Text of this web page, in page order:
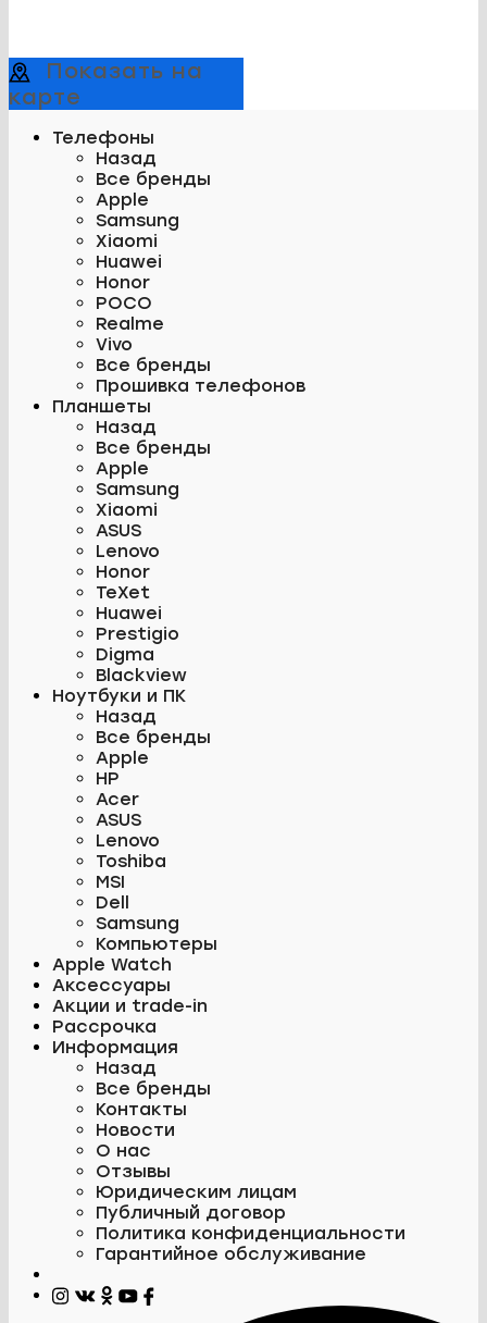
Показать на
карте
Телефоны
Назад
Все бренды
Apple
Samsung
Xiaomi
Huawei
Honor
POCO
Realme
Vivo
Все бренды
Прошивка телефонов
Планшеты
Назад
Все бренды
Apple
Samsung
Xiaomi
ASUS
Lenovo
Honor
TeXet
Huawei
Prestigio
Digma
Blackview
Ноутбуки и ПК
Назад
Все бренды
Apple
HP
Acer
ASUS
Lenovo
Toshiba
MSI
Dell
Samsung
Компьютеры
Apple Watch
Аксессуары
Акции и trade-in
Рассрочка
Информация
Назад
Все бренды
Контакты
Новости
О нас
Отзывы
Юридическим лицам
Публичный договор
Политика конфиденциальности
Гарантийное обслуживание